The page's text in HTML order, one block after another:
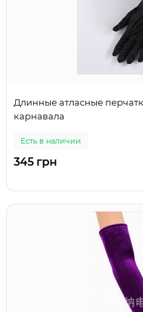
Длинные атласные
карнавала
Есть в наличии
345 грн